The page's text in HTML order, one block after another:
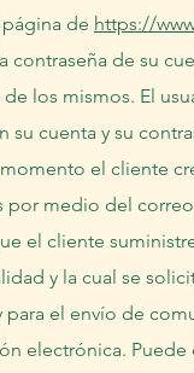
de https://
contraseña de su
los mismos. El
su cuenta y su
el cliente
por medio del correo
el cliente
y la cual se
para el envío de
electrónica.